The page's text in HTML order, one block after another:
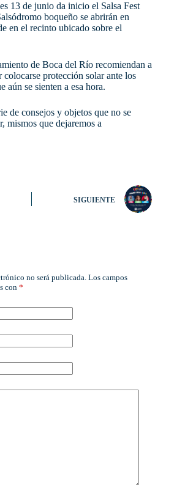
13 de junio da inicio el Salsa Fest
boqueño se abrirán en
en el recinto ubicado sobre el
de Boca del Río recomiendan a
colocarse protección solar ante los
aún se sienten a esa hora.
de consejos y objetos que no se
mismos que dejaremos a
SIGUIENTE
no será publicada. Los campos
con *